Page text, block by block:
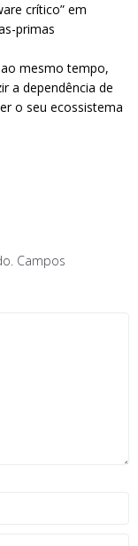
crítico” em
primas
mesmo tempo,
a dependência de
o seu ecossistema
Campos